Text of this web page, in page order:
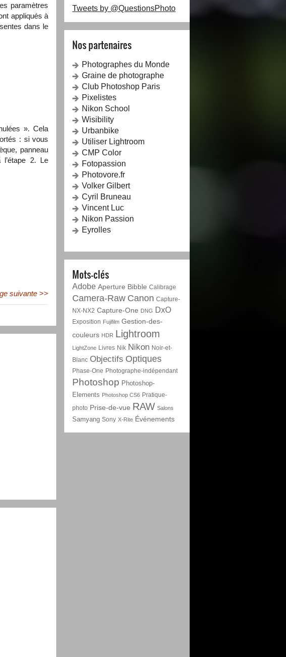
paramètres
appliqués à
dans le
». Cela
: si vous
panneau
l’étape 2. Le
suivante >>
Tweets by @QuestionsPhoto
Nos partenaires
Photographes du Monde
Graine de photographe
Club Photoshop Paris
Pixelistes
Nikon School
Wisibility
Urbanbike
Utiliser Lightroom
CMP Color
Fotopassion
Photovore.fr
Volker Gilbert
Cyril Bruneau
Vincent Luc
Nikon Passion
Eyrolles
Mots-clés
Adobe Aperture Bibble Calibrage
Camera-Raw Canon Capture-
NX-NX2 Capture-One DNG DxO
Exposition Fujifilm Gestion-des-
couleurs HDR Lightroom
LightZone Livres Nik Nikon Noir-et-
Blanc Objectifs Optiques
Phase-One Photographe-indépendant
Photoshop Photoshop-
Elements Photoshop CS6 Pratique-
photo Prise-de-vue RAW Salons
Samyang Sony X-Rite Événements